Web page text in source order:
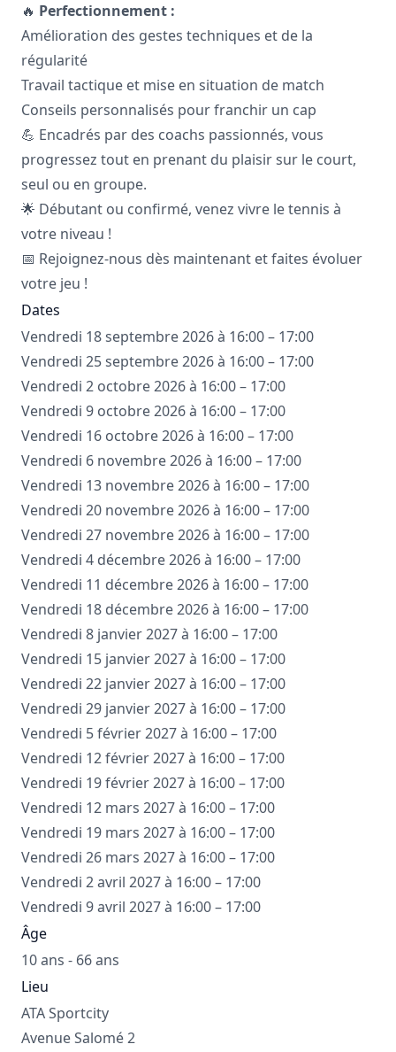
🔥 Perfectionnement :
Amélioration des gestes techniques et de la
régularité
Travail tactique et mise en situation de match
Conseils personnalisés pour franchir un cap
💪 Encadrés par des coachs passionnés, vous
progressez tout en prenant du plaisir sur le court,
seul ou en groupe.
🌟 Débutant ou confirmé, venez vivre le tennis à
votre niveau !
📅 Rejoignez-nous dès maintenant et faites évoluer
votre jeu !
Dates
Vendredi 18 septembre 2026 à 16:00 – 17:00
Vendredi 25 septembre 2026 à 16:00 – 17:00
Vendredi 2 octobre 2026 à 16:00 – 17:00
Vendredi 9 octobre 2026 à 16:00 – 17:00
Vendredi 16 octobre 2026 à 16:00 – 17:00
Vendredi 6 novembre 2026 à 16:00 – 17:00
Vendredi 13 novembre 2026 à 16:00 – 17:00
Vendredi 20 novembre 2026 à 16:00 – 17:00
Vendredi 27 novembre 2026 à 16:00 – 17:00
Vendredi 4 décembre 2026 à 16:00 – 17:00
Vendredi 11 décembre 2026 à 16:00 – 17:00
Vendredi 18 décembre 2026 à 16:00 – 17:00
Vendredi 8 janvier 2027 à 16:00 – 17:00
Vendredi 15 janvier 2027 à 16:00 – 17:00
Vendredi 22 janvier 2027 à 16:00 – 17:00
Vendredi 29 janvier 2027 à 16:00 – 17:00
Vendredi 5 février 2027 à 16:00 – 17:00
Vendredi 12 février 2027 à 16:00 – 17:00
Vendredi 19 février 2027 à 16:00 – 17:00
Vendredi 12 mars 2027 à 16:00 – 17:00
Vendredi 19 mars 2027 à 16:00 – 17:00
Vendredi 26 mars 2027 à 16:00 – 17:00
Vendredi 2 avril 2027 à 16:00 – 17:00
Vendredi 9 avril 2027 à 16:00 – 17:00
Âge
10 ans - 66 ans
Lieu
ATA Sportcity
Avenue Salomé 2